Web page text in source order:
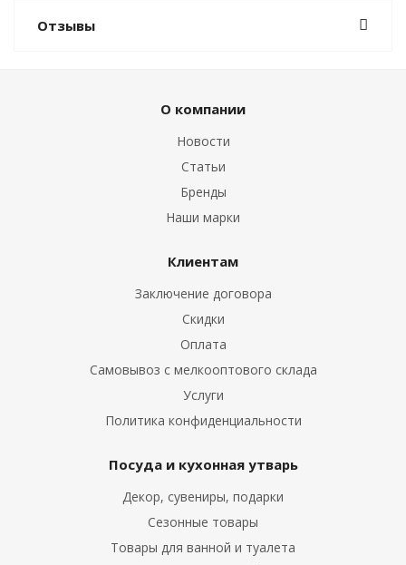
Отзывы
О компании
Новости
Статьи
Бренды
Наши марки
Клиентам
Заключение договора
Скидки
Оплата
Самовывоз с мелкооптового склада
Услуги
Политика конфиденциальности
Посуда и кухонная утварь
Декор, сувениры, подарки
Сезонные товары
Товары для ванной и туалета